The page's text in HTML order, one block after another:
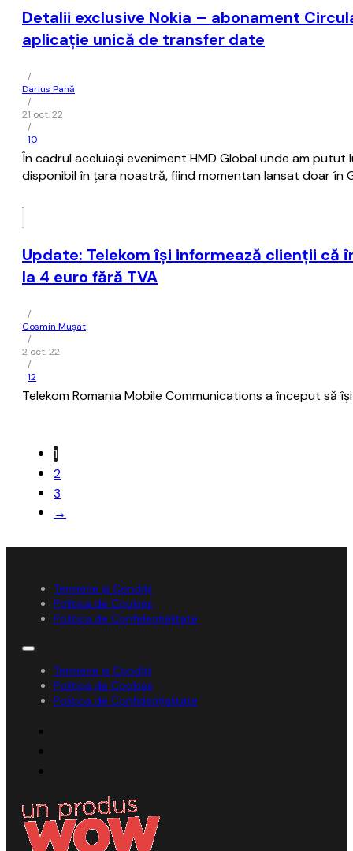
Detalii exclusive Nokia – abonament
aplicație unică de transfer date
/
Darius Pană
/
21 oct. 22
/
10
În cadrul aceluiași eveniment HMD Global unde am
disponibil în țara noastră, fiind momentan lansat doar în
Update: Telekom îşi informează clienţii
la 4 euro fără TVA
/
Cosmin Mușat
/
2 oct. 22
/
12
Telekom Romania Mobile Communications a început
1
2
3
→
Termene și Condiții
Politica de Cookies
Politica de Confidențialitate
Termene și Condiții
Politica de Cookies
Politica de Confidențialitate